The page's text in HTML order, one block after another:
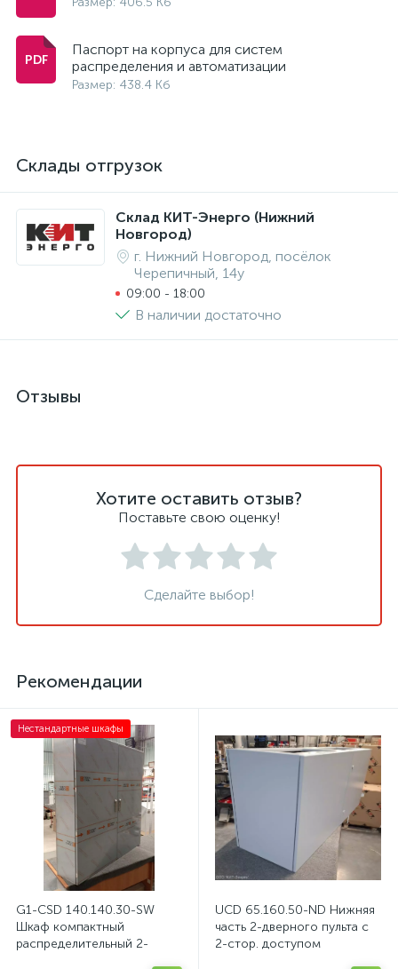
Паспорт на корпуса для систем
распределения и автоматизации
Размер: 438.4 Кб
Склады отгрузок
Склад КИТ-Энерго (Нижний
Новгород)
г. Нижний Новгород, посёлок
Черепичный, 14у
09:00 - 18:00
В наличии достаточно
Отзывы
Хотите оставить отзыв?
Поставьте свою оценку!
Сделайте выбор!
Рекомендации
Нестандартные шкафы
G1-CSD 140.140.30-SW
Шкаф компактный
распределительный 2-
UCD 65.160.50-ND Нижняя
часть 2-дверного пульта с
2-стор. доступом